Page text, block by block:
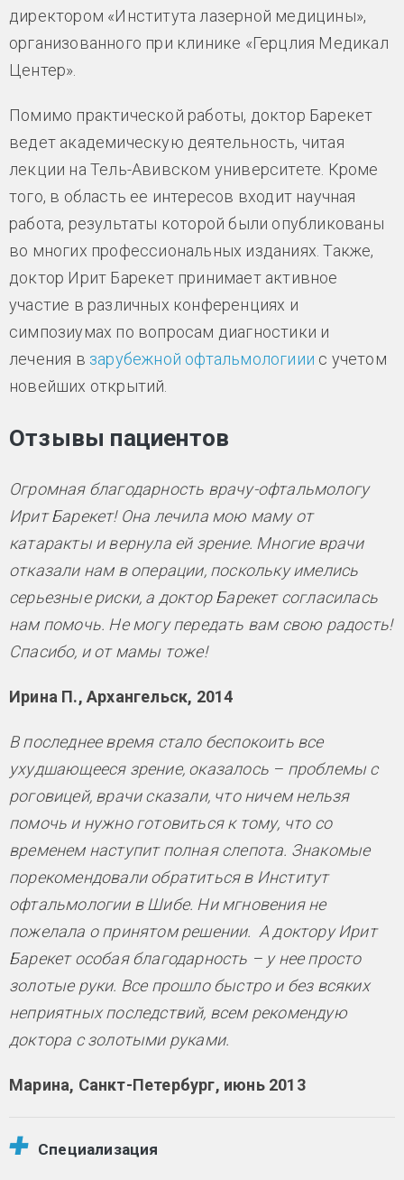
директором «Института лазерной медицины»,
организованного при клинике «Герцлия Медикал
Центер».
Помимо практической работы, доктор Барекет
ведет академическую деятельность, читая
лекции на Тель-Авивском университете. Кроме
того, в область ее интересов входит научная
работа, результаты которой были опубликованы
во многих профессиональных изданиях. Также,
доктор Ирит Барекет принимает активное
участие в различных конференциях и
симпозиумах по вопросам диагностики и
лечения в зарубежной офтальмологиии с учетом
новейших открытий.
Отзывы пациентов
Огромная благодарность врачу-офтальмологу
Ирит Барекет! Она лечила мою маму от
катаракты и вернула ей зрение. Многие врачи
отказали нам в операции, поскольку имелись
серьезные риски, а доктор Барекет согласилась
нам помочь. Не могу передать вам свою радость!
Спасибо, и от мамы тоже!
Ирина П., Архангельск, 2014
В последнее время стало беспокоить все
ухудшающееся зрение, оказалось – проблемы с
роговицей, врачи сказали, что ничем нельзя
помочь и нужно готовиться к тому, что со
временем наступит полная слепота. Знакомые
порекомендовали обратиться в Институт
офтальмологии в Шибе. Ни мгновения не
пожелала о принятом решении. А доктору Ирит
Барекет особая благодарность – у нее просто
золотые руки. Все прошло быстро и без всяких
неприятных последствий, всем рекомендую
доктора с золотыми руками.
Марина, Санкт-Петербург, июнь 2013
Специализация